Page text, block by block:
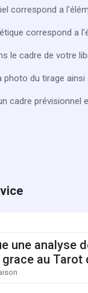
correspond a
correspond a
le cadre de votre
du tirage
cadre
une analyse
au Tarot